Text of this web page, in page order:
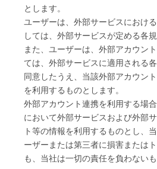
とします。
ユーザーは、外部サービスにおけ
しては、外部サービスが定める各
また、ユーザーは、外部アカウン
ては、外部サービスに適用される
同意したうえ、当該外部アカウン
を利用するものとします。
外部アカウント連携を利用する場
において外部サービスおよび外部
ト等の情報を利用するものとし、
ーザーまたは第三者に損害または
も、当社は一切の責任を負わないも